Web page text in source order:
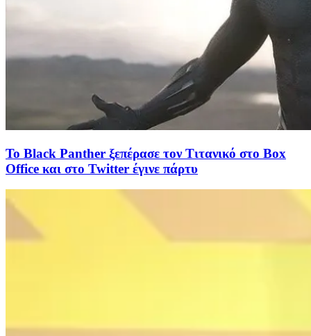
To Black Panther ξεπέρασε τον Τιτανικό στο Box
Office και στο Twitter έγινε πάρτυ